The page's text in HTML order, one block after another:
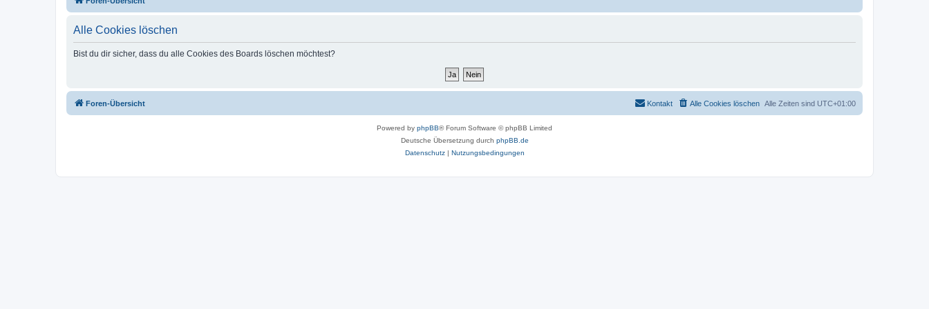
Alle Cookies löschen
Bist du dir sicher, dass du alle Cookies des Boards löschen möchtest?
Foren-Übersicht Alle Zeiten sind UTC+01:00
Alle Cookies löschen
Kontakt
Powered by phpBB® Forum Software © phpBB Limited
Deutsche Übersetzung durch phpBB.de
Datenschutz| Nutzungsbedingungen